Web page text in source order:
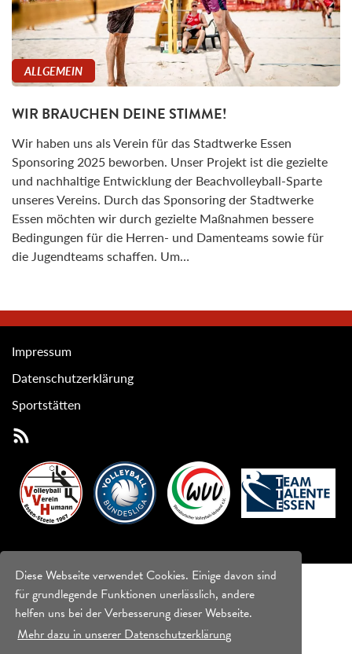
Diese Webseite verwendet Cookies. Einige davon sind
für grundlegende Funktionen unerlässlich, andere
helfen uns bei der Verbesserung dieser Webseite.
Mehr dazu in unserer Datenschutzerklärung
ALLGEMEIN
WIR BRAUCHEN DEINE STIMME!
Wir haben uns als Verein für das Stadtwerke Essen
Sponsoring 2025 beworben. Unser Projekt ist die gezielte
und nachhaltige Entwicklung der Beachvolleyball-Sparte
unseres Vereins. Durch das Sponsoring der Stadtwerke
Essen möchten wir durch gezielte Maßnahmen bessere
Bedingungen für die Herren- und Damenteams sowie für
die Jugendteams schaffen. Um…
Impressum
Datenschutzerklärung
Sportstätten